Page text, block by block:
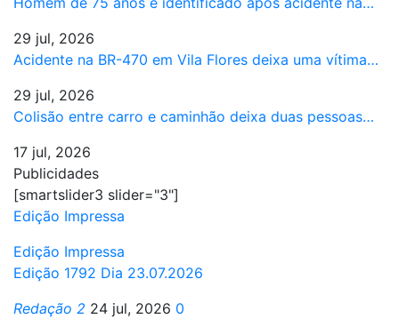
29 jul, 2026
Acidente na BR-470 em Vila Flores deixa uma vítima…
29 jul, 2026
Colisão entre carro e caminhão deixa duas pessoas…
17 jul, 2026
Publicidades
[smartslider3 slider="3"]
Edição Impressa
Edição Impressa
Edição 1792 Dia 23.07.2026
Redação 2 24 jul, 2026 0